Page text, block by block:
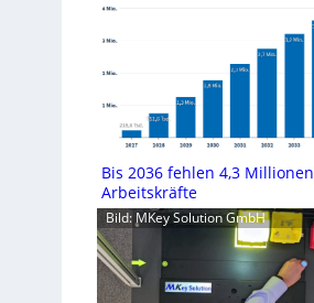
Bis 2036 fehlen 4,3 Millionen
Arbeitskräfte
Bild: MKey Solution GmbH